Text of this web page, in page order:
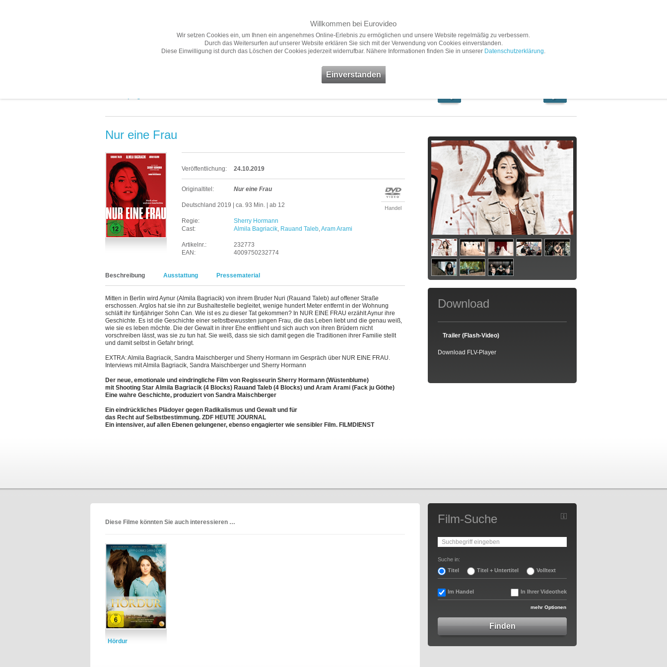
Home Filme
Nur eine Frau
Veröffentlichung: 24.10.2019
Handel
Originaltitel: Nur eine Frau
Deutschland 2019 | ca. 93 Min. | ab 12
Regie:
Sherry Hormann
Cast:
Almila Bagriacik, Rauand Taleb,Aram Arami
Artikelnr.:
232773
EAN:
4009750232774
Beschreibung Ausstattung Pressematerial
Mitten in Berlin wird Aynur (Almila Bagriacik) von ihrem Bruder Nuri (Rauand Taleb) auf offener Straße
erschossen. Arglos hat sie ihn zur Bushaltestelle begleitet, wenige hundert Meter entfernt in der Wohnung
schläft ihr fünfjähriger Sohn Can. Wie ist es zu dieser Tat gekommen? In NUR EINE FRAU erzählt Aynur ihre
Geschichte. Es ist die Geschichte einer selbstbewussten jungen Frau, die das Leben liebt und die genau weiß,
wie sie es leben möchte. Die der Gewalt in ihrer Ehe entflieht und sich auch von ihren Brüdern nicht
vorschreiben lässt, was sie zu tun hat. Sie weiß, dass sie sich damit gegen die Traditionen ihrer Familie stellt
und damit selbst in Gefahr bringt.
EXTRA: Almila Bagriacik, Sandra Maischberger und Sherry Hormann im Gespräch über NUR EINE FRAU.
Interviews mit Almila Bagriacik, Sandra Maischberger und Sherry Hormann
Der neue, emotionale und eindringliche Film von Regisseurin Sherry Hormann (Wüstenblume)
mit Shooting Star Almila Bagriacik (4 Blocks) Rauand Taleb (4 Blocks) und Aram Arami (Fack ju Göthe)
Eine wahre Geschichte, produziert von Sandra Maischberger
Ein eindrückliches Plädoyer gegen Radikalismus und Gewalt und für
das Recht auf Selbstbestimmung. ZDF HEUTE JOURNAL
Ein intensiver, auf allen Ebenen gelungener, ebenso engagierter wie sensibler Film. FILMDIENST
Download
Trailer (Flash-Video)
Download FLV-Player
Diese Filme könnten Sie auch interessieren …
Hördur
Film-Suche
Suche in:
Titel
Titel + Untertitel Volltext
Im Handel In Ihrer Videothek
mehr Optionen
Willkommen bei Eurovideo
Wir setzen Cookies ein, um Ihnen ein angenehmes Online-Erlebnis zu ermöglichen und unsere Website regelmäßig zu verbessern.
Durch das Weitersurfen auf unserer Website erklären Sie sich mit der Verwendung von Cookies einverstanden.
Diese Einwilligung ist durch das Löschen der Cookies jederzeit widerrufbar. Nähere Informationen finden Sie in unserer Datenschutzerklärung.
Einverstanden